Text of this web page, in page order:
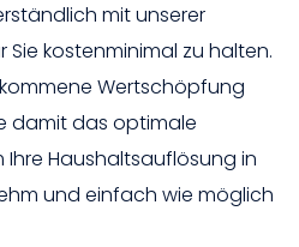
mit unserer
Sie kostenminimal zu halten.
Wertschöpfung
damit das optimale
Ihre Haushaltsauflösung in
und einfach wie möglich